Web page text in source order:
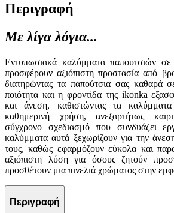
Περιγραφή
Με λίγα λόγια...
Εντυπωσιακά καλύμματα παπουτσιών
προσφέρουν αξιόπιστη προστασία από
διατηρώντας τα παπούτσια σας καθαρά
ποιότητα και η φροντίδα της ikonka
και άνεση, καθιστώντας τα καλύμματα
καθημερινή χρήση, ανεξαρτήτως
σύγχρονο σχεδιασμό που συνδυάζει
καλύμματα αυτά ξεχωρίζουν για την
τους, καθώς εφαρμόζουν εύκολα και
αξιόπιστη λύση για όσους ζητούν
προσθέτουν μια πινελιά χρώματος στην
Περιγραφή